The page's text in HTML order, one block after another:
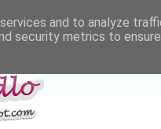
and to analyze
security metrics to